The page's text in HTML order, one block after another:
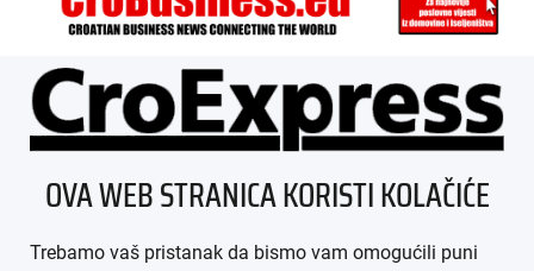
ÜBER UNS
IMPRESSUM
AGB
OVA WEB STRANICA KORISTI KOLAČIĆE
Trebamo vaš pristanak da bismo vam omogućili puni